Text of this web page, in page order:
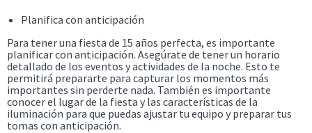
Planifica con anticipación
Para tener una fiesta de 15 años perfecta, es importante
planificar con anticipación. Asegúrate de tener un horario
detallado de los eventos y actividades de la noche. Esto te
permitirá prepararte para capturar los momentos más
importantes sin perderte nada. También es importante
conocer el lugar de la fiesta y las características de la
iluminación para que puedas ajustar tu equipo y preparar tus
tomas con anticipación.